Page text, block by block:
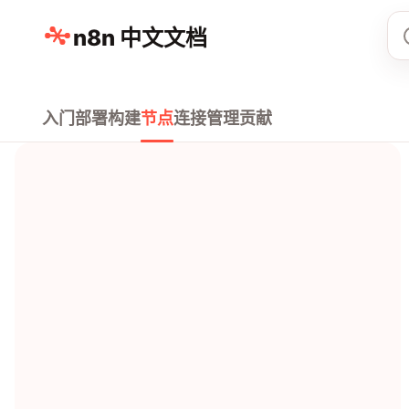
n8n 中文文档
入门部署构建节点连接管理贡献